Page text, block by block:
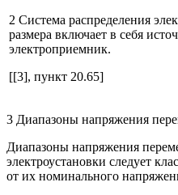
2 Система распределения
размера включает в себя
электроприемник.
[[3], пункт 20.65]
3 Диапазоны напряжения
Диапазоны напряжения
электроустановки следует
от их номинального